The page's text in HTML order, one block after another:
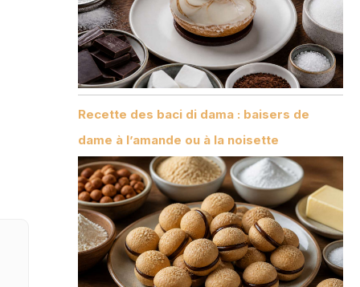
Recette des baci di dama : baisers de
dame à l’amande ou à la noisette